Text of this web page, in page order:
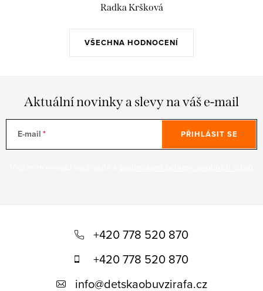
VŠECHNA HODNOCENÍ
Radka Kršková
Aktuální novinky a slevy na váš e-mail
E-mail PŘIHLÁSIT SE
+420 778 520 870
+420 778 520 870
info@detskaobuvzirafa.cz